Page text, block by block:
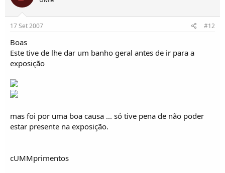
17 Set 2007 #12
Boas
Este tive de lhe dar um banho geral antes de ir para a
exposição
mas foi por uma boa causa ... só tive pena de não poder
estar presente na exposição.
cUMMprimentos